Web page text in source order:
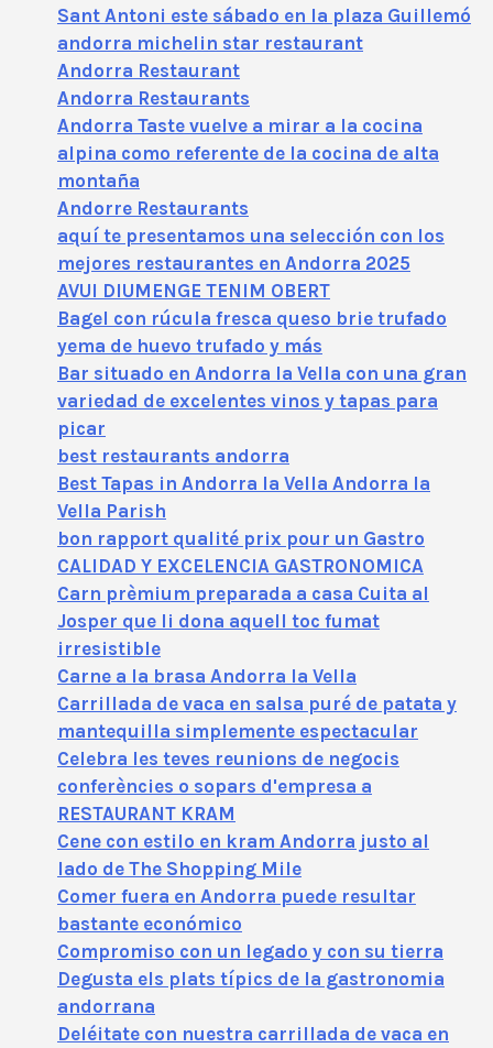
Sant Antoni este sábado en la plaza Guillemó
andorra michelin star restaurant
Andorra Restaurant
Andorra Restaurants
Andorra Taste vuelve a mirar a la cocina
alpina como referente de la cocina de alta
montaña
Andorre Restaurants
aquí te presentamos una selección con los
mejores restaurantes en Andorra 2025
AVUI DIUMENGE TENIM OBERT
Bagel con rúcula fresca queso brie trufado
yema de huevo trufado y más
Bar situado en Andorra la Vella con una gran
variedad de excelentes vinos y tapas para
picar
best restaurants andorra
Best Tapas in Andorra la Vella Andorra la
Vella Parish
bon rapport qualité prix pour un Gastro
CALIDAD Y EXCELENCIA GASTRONOMICA
Carn prèmium preparada a casa Cuita al
Josper que li dona aquell toc fumat
irresistible
Carne a la brasa Andorra la Vella
Carrillada de vaca en salsa puré de patata y
mantequilla simplemente espectacular
Celebra les teves reunions de negocis
conferències o sopars d'empresa a
RESTAURANT KRAM
Cene con estilo en kram Andorra justo al
lado de The Shopping Mile
Comer fuera en Andorra puede resultar
bastante económico
Compromiso con un legado y con su tierra
Degusta els plats típics de la gastronomia
andorrana
Deléitate con nuestra carrillada de vaca en